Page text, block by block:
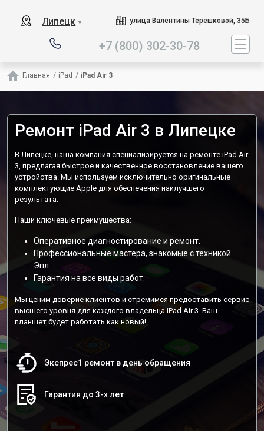
Липецк ▼ улица Валентины Терешковой, 35Б
+7 (800) 302-30-78
Главная / iPad / iPad Air 3
Ремонт iPad Air 3 в Липецке
В Липецке, наша компания специализируется на ремонте iPad Air
3, предлагая быстрое и качественное восстановление вашего
устройства. Мы используем исключительно оригинальные
комплектующие Apple для обеспечения наилучшего
результата.
Наши ключевые преимущества:
Оперативное диагностирование и ремонт.
Профессиональные мастера, знакомые с техникой
Эпл.
Гарантия на все виды работ.
Мы ценим доверие клиентов и стремимся предоставить сервис
высшего уровня для каждого владельца iPad Air 3. Ваш
планшет будет работать как новый!
Экспрес1 ремонт в день обращения
Гарантия до 3-х лет